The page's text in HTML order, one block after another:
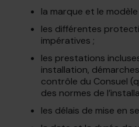
la marque et le modèle
les différentes
impératives ;
les prestations
installation,
contrôle du Consuel
des normes de
les délais de mise en